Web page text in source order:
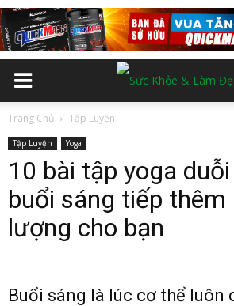
Trang Chủ Tập Luyện
Tập Luyện Yoga
10 bài tập yoga
buổi sáng tiếp thêm
lượng cho bạn
Buổi sáng là lúc cơ thể luôn